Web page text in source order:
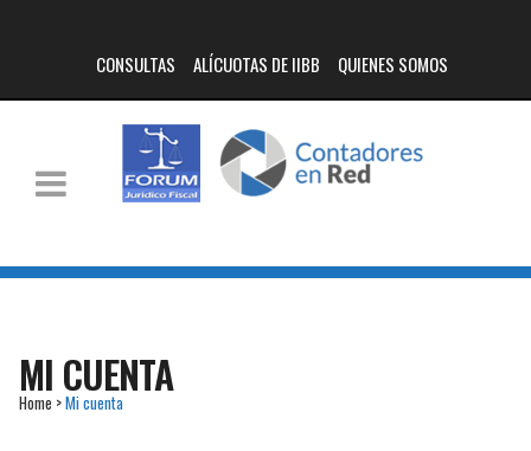
CONSULTAS ALÍCUOTAS DE IIBB QUIENES SOMOS
MI CUENTA
Home >Mi cuenta